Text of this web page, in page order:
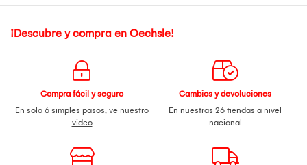
¡Descubre y compra en Oechsle!
Compra fácil y seguro
En solo 6 simples pasos, ve nuestro
video
Cambios y devoluciones
En nuestras 26 tiendas a nivel
nacional